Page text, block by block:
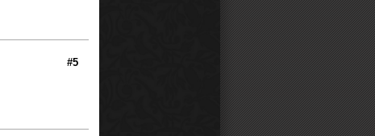
#5